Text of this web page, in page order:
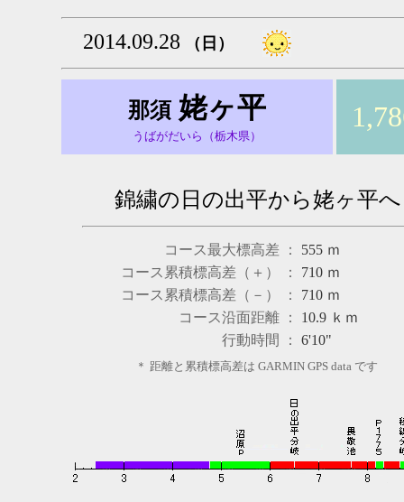
2014.09.28 （日）
那須 姥ヶ平
うばがだいら（栃木県）
錦繍の日の出平から姥ヶ平へ
コース最大標高差 ： 555 ｍ
コース累積標高差（＋） ：
710 ｍ
コース累積標高差（－） ：
710 ｍ
コース沿面距離 ：
10.9 ｋｍ
行動時間 ：
6'10"
＊ 距離と累積標高差は GARMIN GPS data です